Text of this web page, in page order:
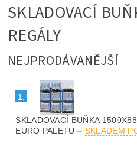
SKLADOVACÍ
REGÁLY
NEJPRODÁVANĚJŠÍ
1.
SKLADOVACÍ BUŇKA
EURO PALETU– SKLADEM